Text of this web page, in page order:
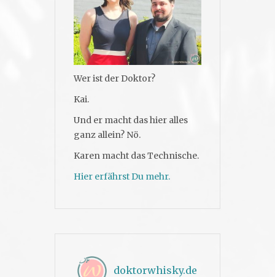
Wer ist der Doktor?
Kai.
Und er macht das hier alles
ganz allein? Nö.
Karen macht das Technische.
Hier erfährst Du mehr.
doktorwhisky.de